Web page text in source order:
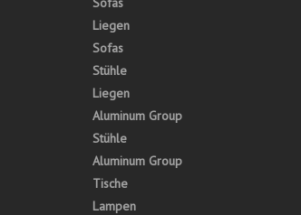
Liegen
Sofas
Stühle
Liegen
Aluminum Group
Stühle
Aluminum Group
Tische
Lampen